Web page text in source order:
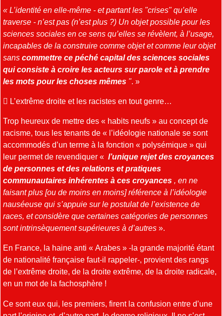
« L’identité en elle-même - et partant les "crises" qu’elle
traverse - n’est pas (n’est plus ?) Un objet possible pour les
sciences sociales en ce sens qu’elles se révèlent, à l’usage,
incapables de la construire comme objet et comme leur objet
sans commettre ce péché capital des sciences sociales
qui consiste à croire les acteurs sur parole et à prendre
les mots pour les choses mêmes ". »
 L’extrême droite et les racistes en tout genre…
Trop heureux de mettre des « habits neufs » au concept de
racisme, tous les tenants de « l’idéologie nationale se sont
accommodés d’un terme à la fonction « polysémique » qui
leur permet de revendiquer « l’unique rejet des croyances
de personnes et des relations et pratiques
communautaires inhérentes à ces croyances , en ne
faisant plus [ou de moins en moins] référence à l’idéologie
nauséeuse qui s’appuie sur le postulat de l’existence de
races, et considère que certaines catégories de personnes
sont intrinsèquement supérieures à d’autres ».
En France, la haine anti « Arabes » -la grande majorité étant
de nationalité française faut-il rappeler-, provient des rangs
de l’extrême droite, de la droite extrême, de la droite radicale,
en un mot de la fachosphère !
Ce sont eux qui, les premiers, firent la confusion entre d’une